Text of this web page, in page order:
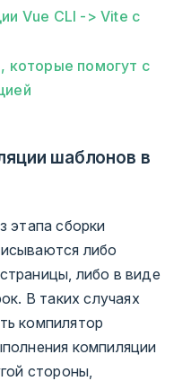
Vue CLI -> Vite с
которые помогут с
шаблонов в
этапа сборки
либо
либо в виде
В таких случаях
компилятор
компиляции
стороны,